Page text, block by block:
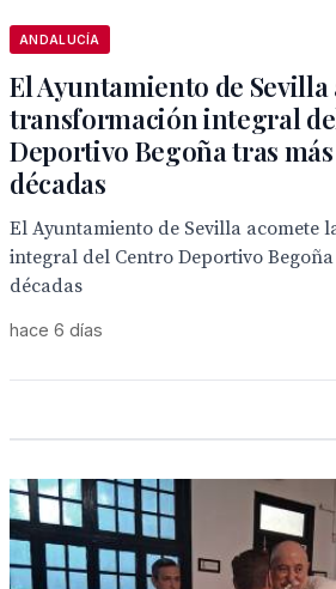
ANDALUCÍA
El Ayuntamiento de Sevilla
transformación integral
Deportivo Begoña tras
décadas
El Ayuntamiento de Sevilla acomete
integral del Centro Deportivo
décadas
hace 6 días